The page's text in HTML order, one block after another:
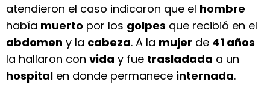
atendieron el caso indicaron que el hombre
había muerto por los golpes que recibió en el
abdomen y la cabeza. A la mujer de 41 años
la hallaron con vida y fue trasladada a un
hospital en donde permanece internada.